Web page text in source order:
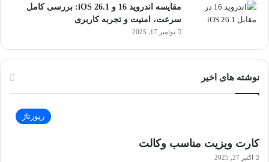
مقایسه اندروید 16 و iOS 26.1: بررسی کامل
سرعت، امنیت و تجربه کاربری
نوامبر 17, 2025
نوشته های اخیر
رپورتاژ
کارت ویزیت مناسب وکالت
اکتبر 27, 2025